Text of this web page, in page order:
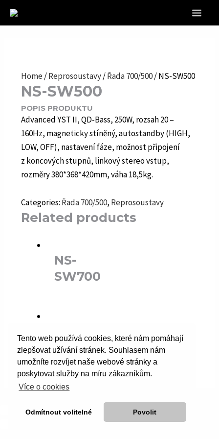
Tento web používá cookies, které nám pomáhají
zlepšovat užívání stránek. Souhlasem nám
umožníte rozvíjet naše webové stránky a
poskytovat služby na míru zákazníkům.
Více o cookies
Odmítnout volitelné Povolit
Přeskočit
MAIN
Home/Reprosoustavy/Řada 700/500/ NS-SW500
NS-SW500
POPIS PRODUKTU
Advanced YST II, QD-Bass, 250W, rozsah 20 –
160Hz, magneticky stíněný, autostandby (HIGH,
LOW, OFF), nastavení fáze, možnost připojení
z koncových stupnů, linkový stereo vstup,
rozměry 380*368*420mm, váha 18,5kg.
Categories: Řada 700/500, Reprosoustavy
Related products
NS-
SW700
NS-F150